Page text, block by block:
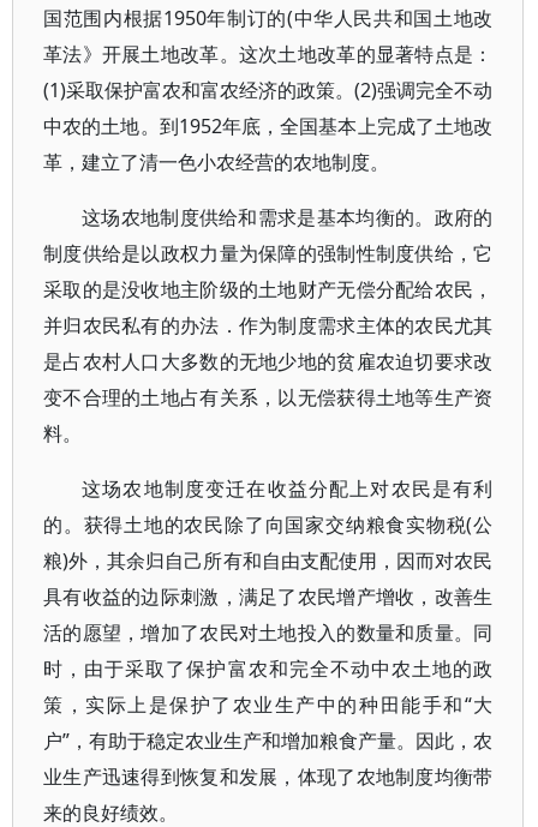
国范围内根据1950年制订的(中华人民共和国土地改
革法》开展土地改革。这次土地改革的显著特点是：
(1)采取保护富农和富农经济的政策。(2)强调完全不动
中农的土地。到1952年底，全国基本上完成了土地改
革，建立了清一色小农经营的农地制度。
这场农地制度供给和需求是基本均衡的。政府的
制度供给是以政权力量为保障的强制性制度供给，它
采取的是没收地主阶级的土地财产无偿分配给农民，
并归农民私有的办法．作为制度需求主体的农民尤其
是占农村人口大多数的无地少地的贫雇农迫切要求改
变不合理的土地占有关系，以无偿获得土地等生产资
料。
这场农地制度变迁在收益分配上对农民是有利
的。获得土地的农民除了向国家交纳粮食实物税(公
粮)外，其余归自己所有和自由支配使用，因而对农民
具有收益的边际刺激，满足了农民增产增收，改善生
活的愿望，增加了农民对土地投入的数量和质量。同
时，由于采取了保护富农和完全不动中农土地的政
策，实际上是保护了农业生产中的种田能手和“大
户”，有助于稳定农业生产和增加粮食产量。因此，农
业生产迅速得到恢复和发展，体现了农地制度均衡带
来的良好绩效。